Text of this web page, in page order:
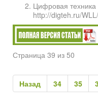
Цифровая
http://digteh.ru/
Страница 39 из 50
Назад 34 35